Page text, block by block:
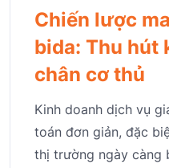
Chiến lược
bida: Thu hút
chân cơ thủ
Kinh doanh dịch vụ
toán đơn giản, đặc
thị trường ngày càng